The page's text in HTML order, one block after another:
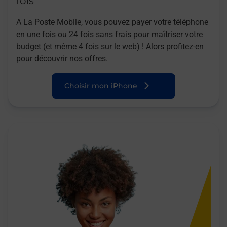
A La Poste Mobile, vous pouvez payer votre téléphone
en une fois ou 24 fois sans frais pour maîtriser votre
budget (et même 4 fois sur le web) ! Alors profitez-en
pour découvrir nos offres.
Choisir mon iPhone